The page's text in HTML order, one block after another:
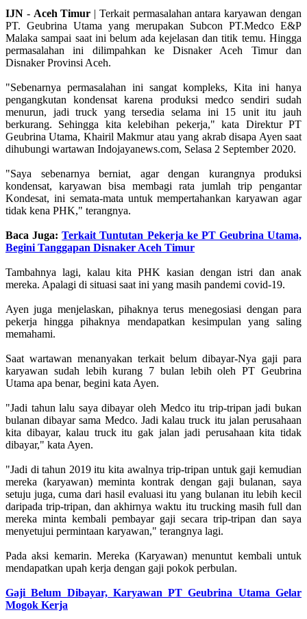
IJN - Aceh Timur | Terkait permasalahan antara karyawan dengan
PT. Geubrina Utama yang merupakan Subcon PT.Medco E&P
Malaka sampai saat ini belum ada kejelasan dan titik temu. Hingga
permasalahan ini dilimpahkan ke Disnaker Aceh Timur dan
Disnaker Provinsi Aceh.
"Sebenarnya permasalahan ini sangat kompleks, Kita ini hanya
pengangkutan kondensat karena produksi medco sendiri sudah
menurun, jadi truck yang tersedia selama ini 15 unit itu jauh
berkurang. Sehingga kita kelebihan pekerja," kata Direktur PT
Geubrina Utama, Khairil Makmur atau yang akrab disapa Ayen saat
dihubungi wartawan Indojayanews.com, Selasa 2 September 2020.
"Saya sebenarnya berniat, agar dengan kurangnya produksi
kondensat, karyawan bisa membagi rata jumlah trip pengantar
Kondesat, ini semata-mata untuk mempertahankan karyawan agar
tidak kena PHK," terangnya.
Baca Juga:Terkait Tuntutan Pekerja ke PT Geubrina Utama,
Begini Tanggapan Disnaker Aceh Timur
Tambahnya lagi, kalau kita PHK kasian dengan istri dan anak
mereka. Apalagi di situasi saat ini yang masih pandemi covid-19.
Ayen juga menjelaskan, pihaknya terus menegosiasi dengan para
pekerja hingga pihaknya mendapatkan kesimpulan yang saling
memahami.
Saat wartawan menanyakan terkait belum dibayar-Nya gaji para
karyawan sudah lebih kurang 7 bulan lebih oleh PT Geubrina
Utama apa benar, begini kata Ayen.
"Jadi tahun lalu saya dibayar oleh Medco itu trip-tripan jadi bukan
bulanan dibayar sama Medco. Jadi kalau truck itu jalan perusahaan
kita dibayar, kalau truck itu gak jalan jadi perusahaan kita tidak
dibayar," kata Ayen.
"Jadi di tahun 2019 itu kita awalnya trip-tripan untuk gaji kemudian
mereka (karyawan) meminta kontrak dengan gaji bulanan, saya
setuju juga, cuma dari hasil evaluasi itu yang bulanan itu lebih kecil
daripada trip-tripan, dan akhirnya waktu itu trucking masih full dan
mereka minta kembali pembayar gaji secara trip-tripan dan saya
menyetujui permintaan karyawan," terangnya lagi.
Pada aksi kemarin. Mereka (Karyawan) menuntut kembali untuk
mendapatkan upah kerja dengan gaji pokok perbulan.
Gaji Belum Dibayar, Karyawan PT Geubrina Utama Gelar
Mogok Kerja